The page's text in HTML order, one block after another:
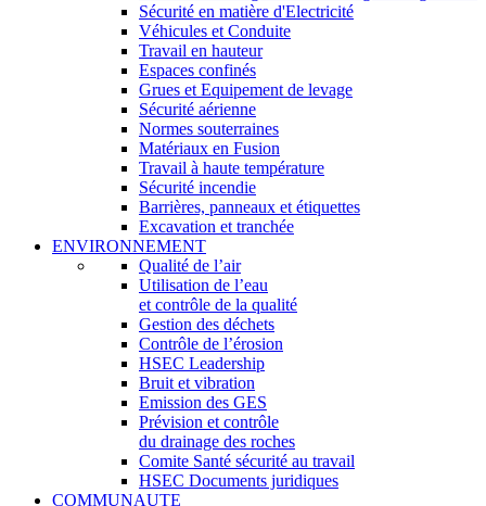
Sécurité en matière d'Electricité
Véhicules et Conduite
Travail en hauteur
Espaces confinés
Grues et Equipement de levage
Sécurité aérienne
Normes souterraines
Matériaux en Fusion
Travail à haute température
Sécurité incendie
Barrières, panneaux et étiquettes
Excavation et tranchée
ENVIRONNEMENT
Qualité de l’air
Utilisation de l’eau
et contrôle de la qualité
Gestion des déchets
Contrôle de l’érosion
HSEC Leadership
Bruit et vibration
Emission des GES
Prévision et contrôle
du drainage des roches
Comite Santé sécurité au travail
HSEC Documents juridiques
COMMUNAUTE